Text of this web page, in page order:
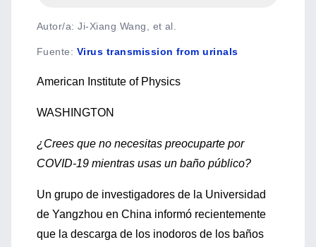
Autor/a: Ji-Xiang Wang, et al.
Fuente: Virus transmission from urinals
American Institute of Physics
WASHINGTON
¿Crees que no necesitas preocuparte por
COVID-19 mientras usas un baño público?
Un grupo de investigadores de la Universidad
de Yangzhou en China informó recientemente
que la descarga de los inodoros de los baños